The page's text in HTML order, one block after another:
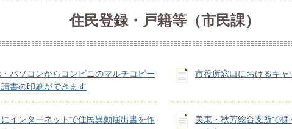
住民登録・戸籍等（市民課）
・パソコンからコンビニのマルチコピー
書の印刷ができます
市役所窓口におけるキャ
インターネットで住民異動届出書を作
美東・秋芳総合支所で様